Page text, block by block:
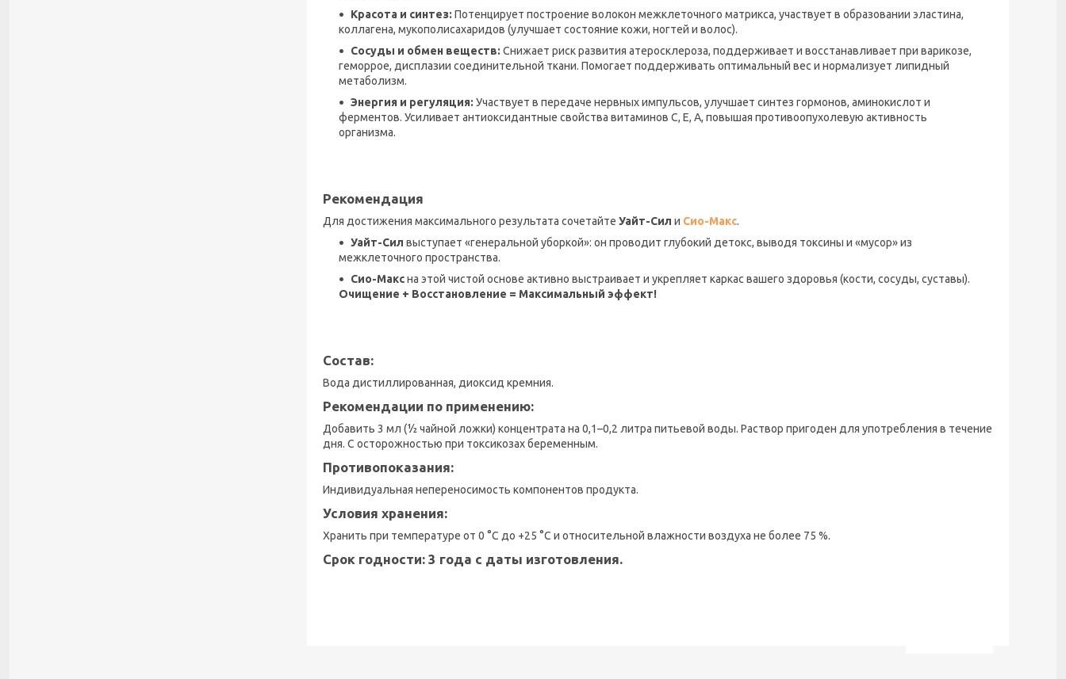
Красота и синтез: Потенцирует построение волокон межклеточного матрикса, участвует в образовании эластина,
коллагена, мукополисахаридов (улучшает состояние кожи, ногтей и волос).
Сосуды и обмен веществ: Снижает риск развития атеросклероза, поддерживает и восстанавливает при варикозе,
геморрое, дисплазии соединительной ткани. Помогает поддерживать оптимальный вес и нормализует липидный
метаболизм.
Энергия и регуляция: Участвует в передаче нервных импульсов, улучшает синтез гормонов, аминокислот и
ферментов. Усиливает антиоксидантные свойства витаминов С, Е, А, повышая противоопухолевую активность
организма.
Рекомендация
Для достижения максимального результата сочетайте Уайт-Сил и Сио-Макс.
Уайт-Сил выступает «генеральной уборкой»: он проводит глубокий детокс, выводя токсины и «мусор» из
межклеточного пространства.
Сио-Максна этой чистой основе активно выстраивает и укрепляет каркас вашего здоровья (кости, сосуды, суставы).
Очищение + Восстановление = Максимальный эффект!
Состав:
Вода дистиллированная, диоксид кремния.
Рекомендации по применению:
Добавить 3 мл (½ чайной ложки) концентрата на 0,1–0,2 литра питьевой воды. Раствор пригоден для употребления в течение
дня. С осторожностью при токсикозах беременным.
Противопоказания:
Индивидуальная непереносимость компонентов продукта.
Условия хранения:
Хранить при температуре от 0 °С до +25 °С и относительной влажности воздуха не более 75 %.
Срок годности: 3 года с даты изготовления.